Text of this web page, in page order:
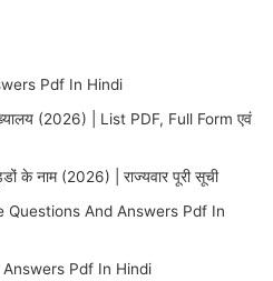
Pdf In Hindi
(2026) | List PDF, Full Form एवं
के नाम (2026) | राज्यवार पूरी सूची
Questions And Answers Pdf In
Pdf In Hindi